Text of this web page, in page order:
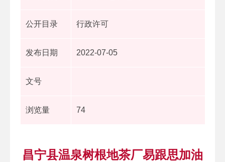
公开目录 行政许可
发布日期 2022-07-05
文号
浏览量 74
昌宁县温泉树根地茶厂易跟思加油